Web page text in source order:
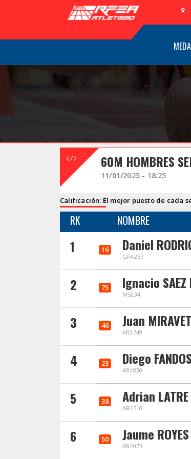
60M HOMBRES
11/01/2025 - 18:25
Calificación: El mejor puesto de cada
RK NOMBRE
1 16 Daniel
GR4257
2 75 Ignacio SAEZ
M5234
3 46 Juan
AR3749
4 23 Diego
AR4830
5 38 Adrian LATRE
AR4510
6 50 Jaume
AR4073